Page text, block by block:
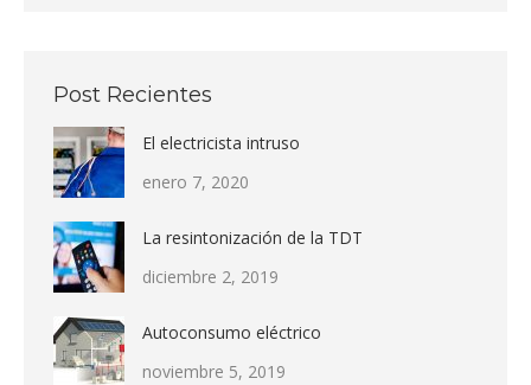
Post Recientes
El electricista intruso
enero 7, 2020
La resintonización de la TDT
diciembre 2, 2019
Autoconsumo eléctrico
noviembre 5, 2019